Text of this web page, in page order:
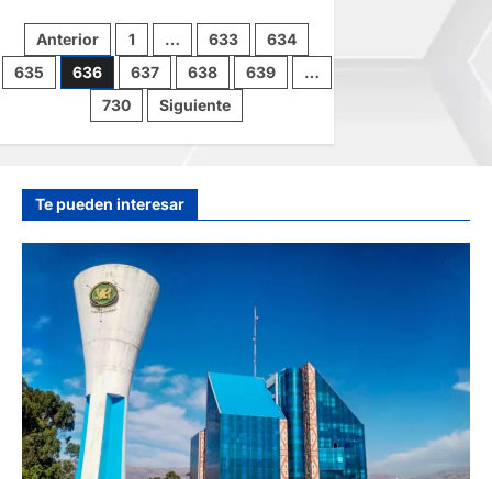
HUANCAYO
PRESENTARÁ
A
PLANTEL
Y
COMANDO
Paginación
de
entradas
Anterior 1 … 633
634
635
636 637 638 639
…
730
Siguiente
Te pueden interesar